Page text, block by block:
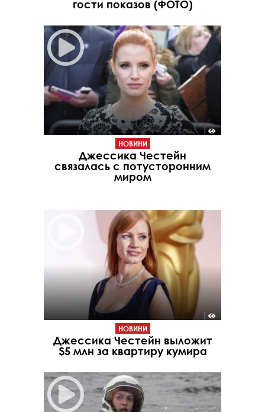
гости показов (ФОТО)
НОВИНИ
Джессика Честейн
связалась с потусторонним
миром
НОВИНИ
Джессика Честейн выложит
$5 млн за квартиру кумира